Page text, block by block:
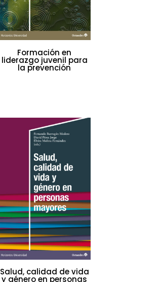
Formación en
liderazgo juvenil para
la prevención
Salud, calidad de vida
y género en personas